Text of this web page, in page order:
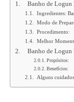
Banho de Logun
Ingredientes:
Modo de
Procedimento:
Melhor
Banho de Logun
Propósitos:
Benefícios:
Alguns